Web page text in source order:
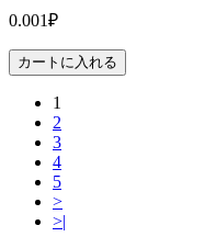
0.001₽
カートに入れる
1
2
3
4
5
>
>|